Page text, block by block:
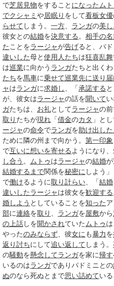
で芝居見物をすること になった ム
でクシャミ や居眠り をして看板女優
らせて しまう。 一方 ランガの美し
彼女との結婚を決意する 。 相手の
た ことをラージャが告げると、パ
違いした母と使用人たちは狂喜乱舞
は巡業に向かう ランガたちと出く
たちを馬車に乗せて巡業先に送り届
ャはランガに求婚し 、「承諾する
が、彼女はラージャの話を聞いて
ガたちは、 お礼としてラージャの
取り たちが現れ 「借金のカタ 」と
ージャの命令でランガを助け出した
ために隣の州まで向かう。 第一印象
で互いに想いを寄せる ようになり
し合う 。 ムトゥはラージャの結婚
結婚するまで関係を秘密に しよう」
で働けるように取り計らい 、「結婚
違いしたラージャは彼女を歓迎する
婚しよう としていることを知った
部に連絡を取り ランガを屋敷から
の上話しを聞かされていた ムトゥ
やったのみならず 、彼女に も暴力を
返り討ちにして追い返して しまう。
の騒動を懸念してランガを家に帰す
いるのはランガでありパドミニとの
ぬのなら死ぬとまで思い詰めてい